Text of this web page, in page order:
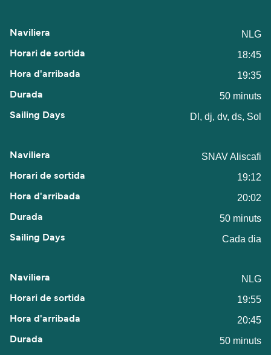
NLG
18:45
19:35
50 minuts
Dl, dj, dv, ds, Sol
SNAV Aliscafi
19:12
20:02
50 minuts
Cada dia
NLG
19:55
20:45
50 minuts